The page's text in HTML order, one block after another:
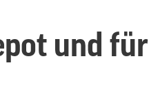
und für